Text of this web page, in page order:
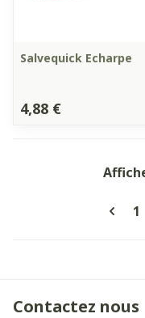
Salvequick Echarpe
4,88 €
1
Contactez nous